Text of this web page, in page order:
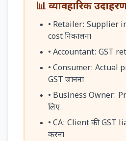
📊 व्यावहारिक
• Retailer: Supplier
cost निकालना
• Accountant: GST
• Consumer: Actual
GST जानना
• Business Owner:
लिए
• CA: Client की GST
करना